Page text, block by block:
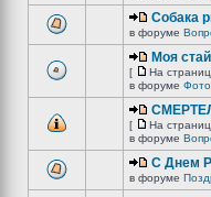
Собака
в форуме
Моя
[ На
в форуме
[ На
в форуме
С Днем
в форуме